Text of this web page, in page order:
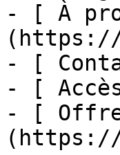
- [ À
- [
- [
- [